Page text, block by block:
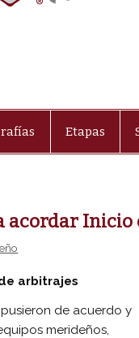
Etapas
acordar
arbitrajes
de acuerdo y
merideños,